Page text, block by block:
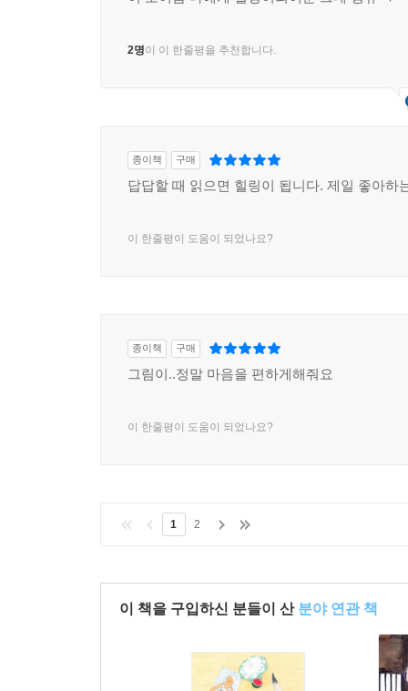
2명이 이 한줄평을 추천합니다.
종이책 구매
답답할 때 읽으면 힐링이 됩니다. 제일 좋아하
이 한줄평이 도움이 되었나요?
종이책 구매
그림이..정말 마음을 편하게해줘요
이 한줄평이 도움이 되었나요?
1 2
이 책을 구입하신 분들이 산 분야 연관 책